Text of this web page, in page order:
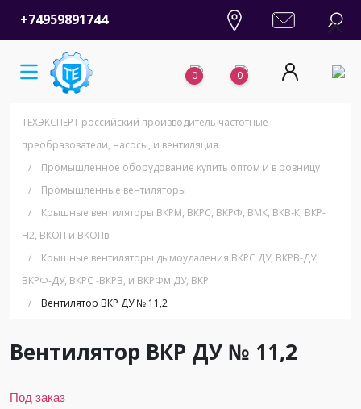
+74959891744
0 0
ТЕХЭКСПЕРТ российский производитель частотные
преобразователи, насосы, и вентиляция
/
Промышленное оборудование купить оптом и в розницу
/
Промышленные вентиляторы
/
Крышные вентиляторы ВКРМ, ВКРС, ВКРФ, ВМК, ВКВ-К, ВКР-
Н2, ВКОП и ВКОПв
/
Крышные вентиляторы дымоудаления ВКРС ДУ, ВКРВ-ДУ,
ВКРФ-ДУ, ВКРС -ВКРВ, и ВКРФм ДУ, ВКР
/
Вентилятор ВКР ДУ № 11,2
Вентилятор ВКР ДУ № 11,2
Под заказ